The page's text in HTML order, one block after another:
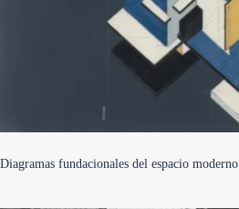
Diagramas fundacionales del espacio moderno